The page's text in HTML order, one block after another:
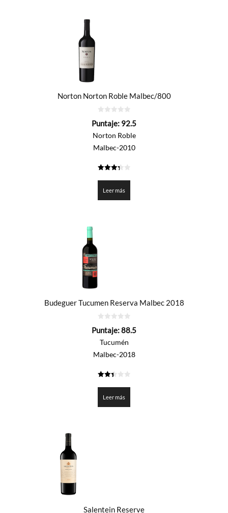
Norton Norton Roble Malbec/800
de
Puntaje: 92.5
Norton Roble
Malbec-2010
de 5
Leer más
Budeguer Tucumen Reserva Malbec 2018
de
Puntaje:88.5
Tucumén
Malbec-2018
de 5
Leer más
Salentein Reserve